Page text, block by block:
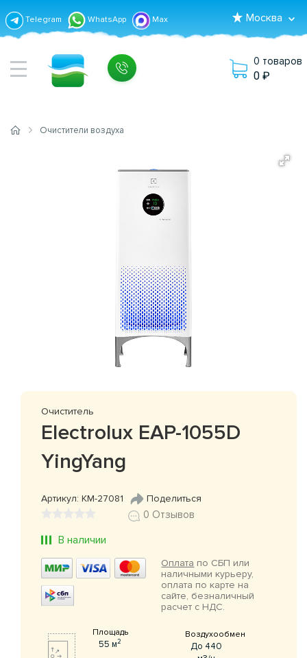
Telegram WhatsApp Max Москва
0 товаров
0
Очистители воздуха
Очиститель
Electrolux EAP-1055D
YingYang
Артикул: КМ-27081 Поделиться
0 Отзывов
В наличии
Оплата по СБП или
наличными курьеру,
оплата по карте на
сайте, безналичный
расчет с НДС.
Площадь
55 м2
Воздухообмен
До 440